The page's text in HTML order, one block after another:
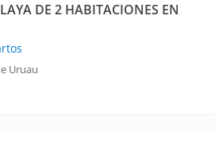
DE 2 HABITACIONES EN
Uruau